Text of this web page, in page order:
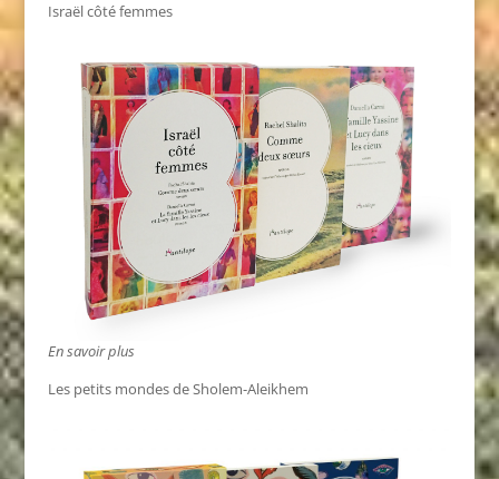
Israël côté femmes
En savoir plus
Les petits mondes de Sholem-Aleikhem